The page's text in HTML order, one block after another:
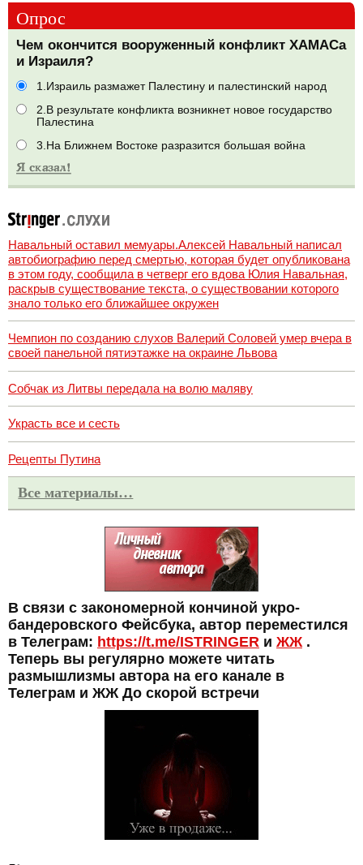
Опрос
Чем окончится вооруженный конфликт ХАМАСа
и Израиля?
1.Израиль размажет Палестину и палестинский народ
2.В результате конфликта возникнет новое государство
Палестина
3.На Ближнем Востоке разразится большая война
Навальный оставил мемуары.Алексей Навальный написал
автобиографию перед смертью, которая будет опубликована
в этом году, сообщила в четверг его вдова Юлия Навальная,
раскрыв существование текста, о существовании которого
знало только его ближайшее окружен
Чемпион по созданию слухов Валерий Соловей умер вчера в
своей панельной пятиэтажке на окраине Львова
Собчак из Литвы передала на волю маляву
Украсть все и сесть
Рецепты Путина
Все материалы…
В связи с закономерной кончиной укро-
бандеровского Фейсбука, автор переместился
в Телеграм: https://t.me/ISTRINGER и ЖЖ.
Теперь вы регулярно можете читать
размышлизмы автора на его канале в
Телеграм и ЖЖ До скорой встречи